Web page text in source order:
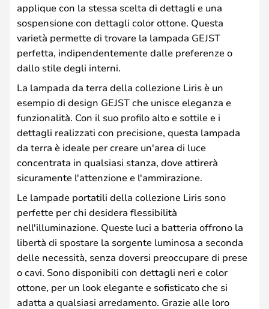
applique con la stessa scelta di dettagli e una
sospensione con dettagli color ottone. Questa
varietà permette di trovare la lampada GEJST
perfetta, indipendentemente dalle preferenze o
dallo stile degli interni.
La lampada da terra della collezione Liris è un
esempio di design GEJST che unisce eleganza e
funzionalità. Con il suo profilo alto e sottile e i
dettagli realizzati con precisione, questa lampada
da terra è ideale per creare un'area di luce
concentrata in qualsiasi stanza, dove attirerà
sicuramente l'attenzione e l'ammirazione.
Le lampade portatili della collezione Liris sono
perfette per chi desidera flessibilità
nell'illuminazione. Queste luci a batteria offrono la
libertà di spostare la sorgente luminosa a seconda
delle necessità, senza doversi preoccupare di prese
o cavi. Sono disponibili con dettagli neri e color
ottone, per un look elegante e sofisticato che si
adatta a qualsiasi arredamento. Grazie alle loro